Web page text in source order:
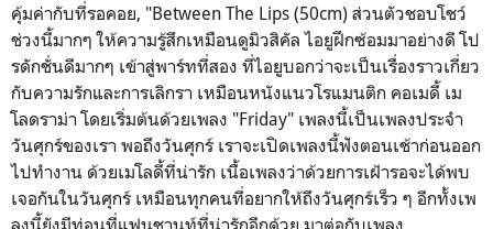
คุ้มค่ากับที่รอคอย, "Between The Lips (50cm) ส่วนตัวชอบโชว์
ช่วงนี้มากๆ ให้ความรู้สึกเหมือนดูมิวสิคัล ไอยูฝึกซ้อมมาอย่างดี โป
รดักชั่นดีมากๆ เข้าสู่พาร์ทที่สอง ที่ไอยูบอกว่าจะเป็นเรื่องราวเกี่ยว
กับความรักและการเลิกรา เหมือนหนังแนวโรแมนติก คอเมดี้ เม
โลดราม่า โดยเริ่มต้นด้วยเพลง "Friday" เพลงนี้เป็นเพลงประจำ
วันศุกร์ของเรา พอถึงวันศุกร์ เราจะเปิดเพลงนี้ฟังตอนเช้าก่อนออก
ไปทำงาน ด้วยเมโลดี้ที่น่ารัก เนื้อเพลงว่าด้วยการเฝ้ารอจะได้พบ
เจอกันในวันศุกร์ เหมือนทุกคนที่อยากให้ถึงวันศุกร์เร็ว ๆ อีกทั้งเพ
ลงนี้ยังมีท่อนที่แฟนชานท์ที่น่ารักอีกด้วย มาต่อกับเพลง